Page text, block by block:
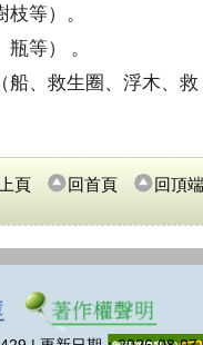
等）。
等） 。
船、救生圈、浮木、救
頁 回首頁 回頂端